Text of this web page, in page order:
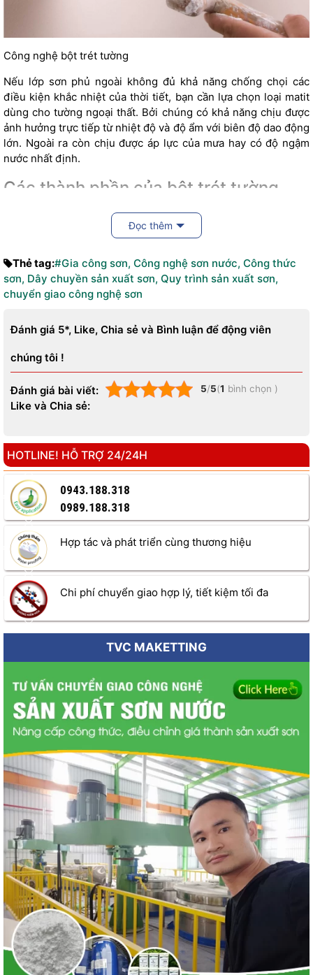
Công nghệ bột trét tường
Nếu lớp sơn phủ ngoài không đủ khả năng chống chọi các
điều kiện khắc nhiệt của thời tiết, bạn cần lựa chọn loại matit
dùng cho tường ngoại thất. Bởi chúng có khả năng chịu được
ảnh hưởng trực tiếp từ nhiệt độ và độ ẩm với biên độ dao động
lớn. Ngoài ra còn chịu được áp lực của mưa hay có độ ngậm
nước nhất định.
Các thành phần của bột trét tường
khoáng (là xi măng hoặc gypsum) và chất kết dính dạng
polymers. Thành phần này sẽ đảm bảo yếu tố kết dính của các
phân tử chất độn. Nó giúp tạo lớp màng liên kết, quyết định
bả, bột trét tường sử dụng lớp màng polymers có khả năng kết
dính cao, loại bỏ hiện tượng phấn hóa matit.
Chất độn
Chất độn phổ biến nhất chính là bột đá CaCO3. Chất độn sẽ
làm dày, làm vững chắc kết cấu của bột bả, giúp thi công dễ
dàng, chống chảy. Chất lượng, độ mịn, độ nhỏ của bột đá được
lựa chọn sẽ quyết định rất lớn đến độ mịn của bột bả khi trét,
cộng thêm các yếu tố như tay nghề của thợ trát sẽ khiến bề
mặt bả sạch đẹp, nhẵn mịn, bằng phẳng hay không.
Phụ gia
Các chất phụ gia tuy chỉ chiếm một phần cực nhỏ trong tổng
thành phần bột trét tường nhưng có vai trò rất quan trọng. Nó
giúp cho bột bả giữ nước đủ cho thời gian ninh kết, tăng thời
gian sử dụng và thi công, thúc đẩy quá trình đóng rắn.
Hầu hết các công ty sản xuất sơn hiện nay, đều có sản xuất
thêm bột trét tường. Các thành phần được lựa chọn kỹ và nhập
từ nguồn uy tín. Chỉ thực hiện trộn và hoàn thiện tại cơ sở sản
xuất của công ty.
Đọc thêm
Thẻ tag:#Gia công sơn, Công nghệ sơn nước, Công thức
sơn, Dây chuyền sản xuất sơn, Quy trình sản xuất sơn,
chuyển giao công nghệ sơn
Đánh giá 5*, Like, Chia sẻ và Bình luận để động viên
chúng tôi !
Đánh giá bài viết: 5/5(1 bình chọn )
Like và Chia sẻ:
HOTLINE! HỖ TRỢ 24/24H
0943.188.318
0989.188.318
Hợp tác và phát triển cùng thương hiệu
Chi phí chuyển giao hợp lý, tiết kiệm tối đa
TVC MAKETTING